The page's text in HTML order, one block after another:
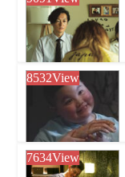
8532View
7634View